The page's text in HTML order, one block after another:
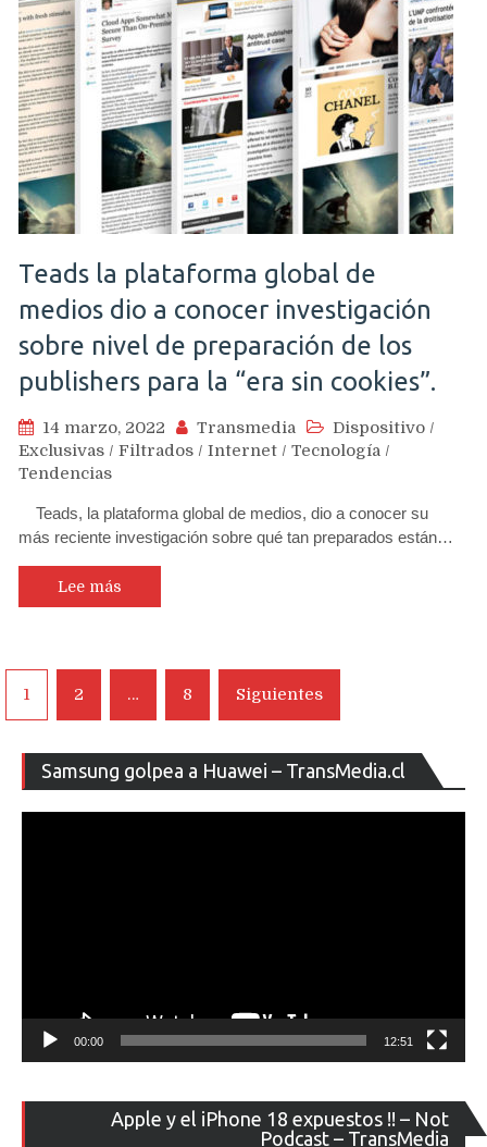
Teads la plataforma global de
medios dio a conocer investigación
sobre nivel de preparación de los
publishers para la “era sin cookies”.
14 marzo, 2022 Transmedia Dispositivo /
Exclusivas / Filtrados / Internet / Tecnología /
Tendencias
Teads, la plataforma global de medios, dio a conocer su
más reciente investigación sobre qué tan preparados están…
Lee más
Navegación
de
entradas
1 2 … 8 Siguientes
Samsung golpea a Huawei – TransMedia.cl
de
00:00 12:51
Apple y el iPhone 18 expuestos !! – Not
Podcast – TransMedia
de